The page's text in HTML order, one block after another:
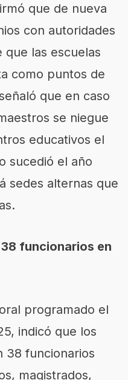
que de nueva
con autoridades
que las escuelas
como puntos de
que en caso
se niegue
educativos el
sucedió el año
sedes alternas que
funcionarios en
programado el
indicó que los
38 funcionarios
magistrados,